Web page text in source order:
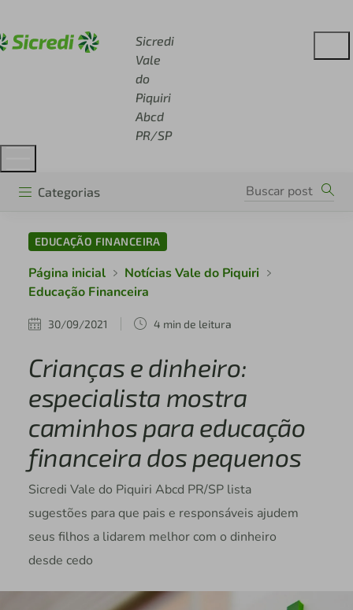
Sicredi
Vale
do
Piquiri
Abcd
PR/SP
Categorias
EDUCAÇÃO FINANCEIRA
Página inicial
Notícias Vale do Piquiri
Educação Financeira
30/09/2021 4 min de leitura
Crianças e dinheiro:
especialista mostra
caminhos para educação
financeira dos pequenos
Sicredi Vale do Piquiri Abcd PR/SP lista
sugestões para que pais e responsáveis ajudem
seus filhos a lidarem melhor com o dinheiro
desde cedo